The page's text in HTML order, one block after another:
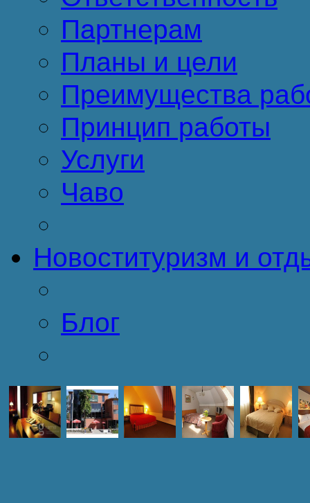
Партнерам
Планы и цели
Преимущества
Принцип работы
Услуги
Чаво
Новоституризм и
Блог